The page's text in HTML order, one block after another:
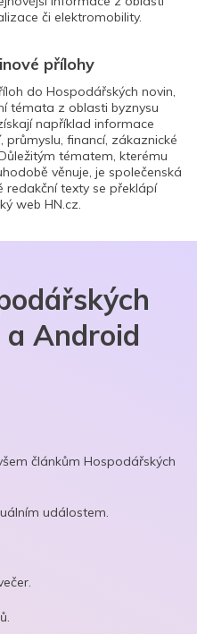
či elektromobility.
přílohy
do Hospodářských novin,
témata z oblasti byznysu
například informace
financí, zákaznické
tématem, kterému
věnuje, je společenská
redakční texty se překlápí
web HN.cz.
a Android
článkům Hospodářských
událostem.